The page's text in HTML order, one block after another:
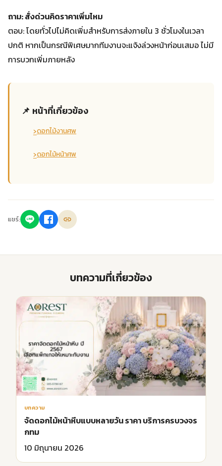
ถาม: สั่งด่วนคิดราคาเพิ่มไหม
ตอบ: โดยทั่วไปไม่คิดเพิ่มสำหรับการส่งภายใน 3 ชั่วโมงในเวลา
ปกติ หากเป็นกรณีพิเศษมากทีมงานจะแจ้งล่วงหน้าก่อนเสมอ ไม่มี
การบวกเพิ่มภายหลัง
📌 หน้าที่เกี่ยวข้อง
›ดอกไม้งานศพ
›ดอกไม้หน้าศพ
แชร์:
บทความที่เกี่ยวข้อง
บทความ
จัดดอกไม้หน้าหีบแบบหลายวัน ราคา บริการครบวงจร
กทม
10 มิถุนายน 2026